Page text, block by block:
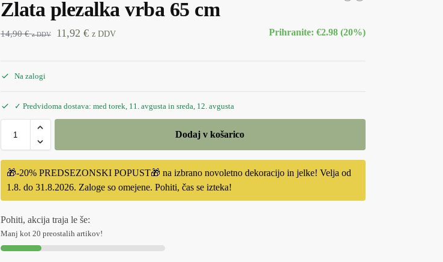
Zlata plezalka vrba 65 cm
14,90€ z DDV 11,92 € z DDV Prihranite: €2.98 (20%)
Na zalogi
✓ Predvidoma dostava: med torek, 11. avgusta in sreda, 12. avgusta
Dodaj v košarico
🎁-20% PREDSEZONSKI POPUST🎁 na izbrano novoletno dekoracijo in jelke! Velja od
1.8. do 31.8.2026. Zaloge so omejene. Pohiti, čas se izteka!
Pohiti, akcija traja le še:
Manj kot 20 preostalih artikov!